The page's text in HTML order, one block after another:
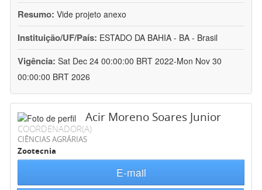
Resumo: Vide projeto anexo
Instituição/UF/País: ESTADO DA BAHIA - BA - Brasil
Vigência: Sat Dec 24 00:00:00 BRT 2022-Mon Nov 30
00:00:00 BRT 2026
Acir Moreno Soares Junior
COORDENADOR(A)
CIÊNCIAS AGRÁRIAS
Zootecnia
E-mail